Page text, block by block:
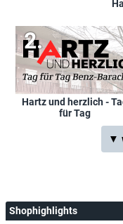
Hartz und herzlich -
für Tag
▼
Shophighlights